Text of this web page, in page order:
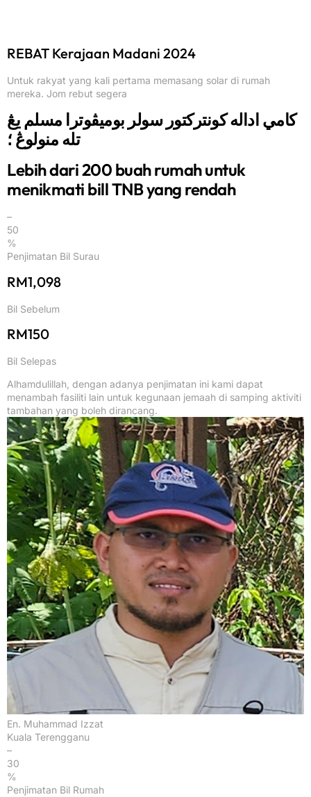
REBAT Kerajaan Madani 2024
Untuk rakyat yang kali pertama memasang solar di rumah
mereka. Jom rebut segera
کامي اداله کونترکتور سولر بوميڤوترا مسلم يڠ
تله منولوڠ ؛
Lebih dari 200 buah rumah untuk
menikmati bill TNB yang rendah
–
50
%
Penjimatan Bil Surau
RM1,098
Bil Sebelum
RM150
Bil Selepas
Alhamdulillah, dengan adanya penjimatan ini kami dapat
menambah fasiliti lain untuk kegunaan jemaah di samping aktiviti
tambahan yang boleh dirancang.
En. Muhammad Izzat
Kuala Terengganu
–
30
%
Penjimatan Bil Rumah